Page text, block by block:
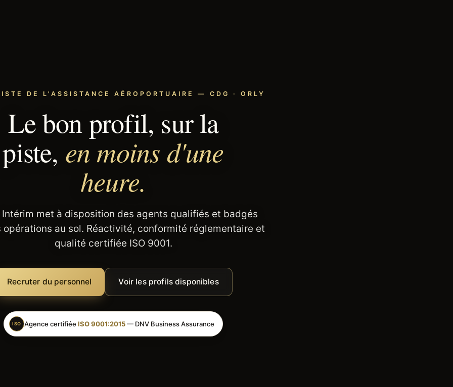
DE L'ASSISTANCE AÉROPORTUAIRE — CDG · ORLY
Le bon profil, sur la
piste, en moins d'une
heure.
Intérim met à disposition des agents qualifiés et badgés
opérations au sol. Réactivité, conformité réglementaire et
qualité certifiée ISO 9001.
Recruter du personnel Voir les profils disponibles
ISO Agence certifiée ISO 9001:2015— DNV Business Assurance